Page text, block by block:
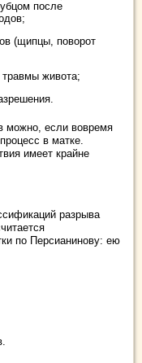
после
(щипцы, поворот
живота;
можно, если вовремя
в матке.
имеет крайне
разрыва
по Персианинову: ею